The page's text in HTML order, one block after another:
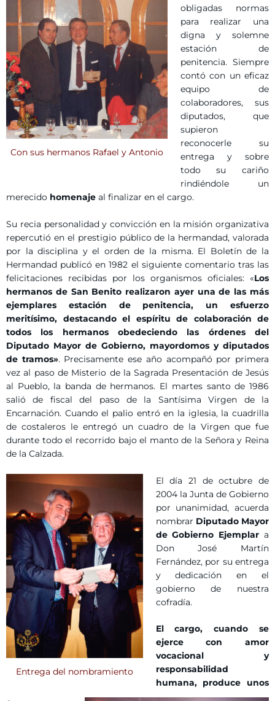
Con sus hermanos Rafael y Antonio
obligadas normas
para realizar una
digna y solemne
estación de
penitencia. Siempre
contó con un eficaz
equipo de
colaboradores, sus
diputados, que
supieron
reconocerle su
entrega y sobre
todo su cariño
rindiéndole un
merecido homenaje al finalizar en el cargo.
Su recia personalidad y convicción en la misión organizativa
repercutió en el prestigio público de la hermandad, valorada
por la disciplina y el orden de la misma. El Boletín de la
Hermandad publicó en 1982 el siguiente comentario tras las
felicitaciones recibidas por los organismos oficiales: «Los
hermanos de San Benito realizaron ayer una de las más
ejemplares estación de penitencia, un esfuerzo
meritísimo, destacando el espíritu de colaboración de
todos los hermanos obedeciendo las órdenes del
Diputado Mayor de Gobierno, mayordomos y diputados
de tramos». Precisamente ese año acompañó por primera
vez al paso de Misterio de la Sagrada Presentación de Jesús
al Pueblo, la banda de hermanos. El martes santo de 1986
salió de fiscal del paso de la Santísima Virgen de la
Encarnación. Cuando el palio entró en la iglesia, la cuadrilla
de costaleros le entregó un cuadro de la Virgen que fue
durante todo el recorrido bajo el manto de la Señora y Reina
de la Calzada.
Entrega del nombramiento
El día 21 de octubre de
2004 la Junta de Gobierno
por unanimidad, acuerda
nombrar Diputado Mayor
de Gobierno Ejemplar a
Don José Martín
Fernández, por su entrega
y dedicación en el
gobierno de nuestra
cofradía.
El cargo, cuando se
ejerce con amor
vocacional y
responsabilidad
humana, produce unos